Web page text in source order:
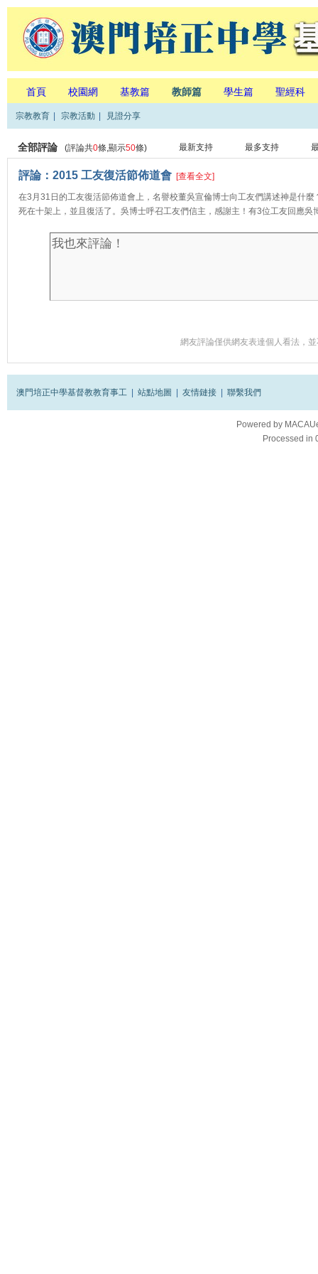
首頁 校園網 基教篇 教師篇 學生篇 聖經科
宗教教育 宗教活動 見證分享
全部評論 (評論共0條,顯示50條) 最新支持 最多支持
評論：2015 工友復活節佈道會 [查看全文]
在3月31日的工友復活節佈道會上，名譽校董吳宣倫博士向工友們講述神是什
死在十架上，並且復活了。吳博士呼召工友們信主，感謝主！有3位工友回應吳
網友評論僅供網友表達個人看法，
澳門培正中學基督教教育事工 站點地圖 友情鏈接 聯繫我們
Powered by
Processed in